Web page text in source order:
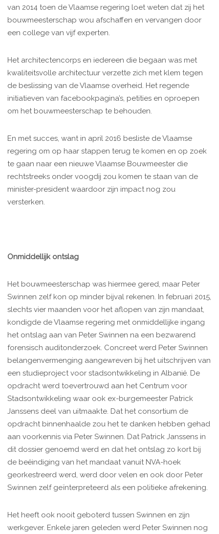
van 2014 toen de Vlaamse regering loet weten dat zij het
bouwmeesterschap wou afschaffen en vervangen door
een college van vijf experten.
Het architectencorps en iedereen die begaan was met
kwaliteitsvolle architectuur verzette zich met klem tegen
de beslissing van de Vlaamse overheid. Het regende
initiatieven van facebookpagina’s, petities en oproepen
om het bouwmeesterschap te behouden.
En met succes, want in april 2016 besliste de Vlaamse
regering om op haar stappen terug te komen en op zoek
te gaan naar een nieuwe Vlaamse Bouwmeester die
rechtstreeks onder voogdij zou komen te staan van de
minister-president waardoor zijn impact nog zou
versterken.
Onmiddellijk ontslag
Het bouwmeesterschap was hiermee gered, maar Peter
Swinnen zelf kon op minder bijval rekenen. In februari 2015,
slechts vier maanden voor het aflopen van zijn mandaat,
kondigde de Vlaamse regering met onmiddellijke ingang
het ontslag aan van Peter Swinnen na een bezwarend
forensisch auditonderzoek. Concreet werd Peter Swinnen
belangenvermenging aangewreven bij het uitschrijven van
een studieproject voor stadsontwikkeling in Albanië. De
opdracht werd toevertrouwd aan het Centrum voor
Stadsontwikkeling waar ook ex-burgemeester Patrick
Janssens deel van uitmaakte. Dat het consortium de
opdracht binnenhaalde zou het te danken hebben gehad
aan voorkennis via Peter Swinnen. Dat Patrick Janssens in
dit dossier genoemd werd en dat het ontslag zo kort bij
de beëindiging van het mandaat vanuit NVA-hoek
georkestreerd werd, werd door velen en ook door Peter
Swinnen zelf geïnterpreteerd als een politieke afrekening.
Het heeft ook nooit geboterd tussen Swinnen en zijn
werkgever. Enkele jaren geleden werd Peter Swinnen nog